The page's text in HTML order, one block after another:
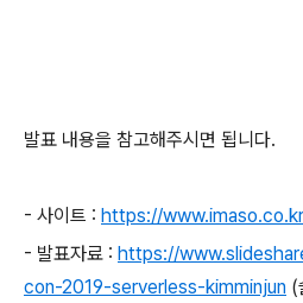
발표 내용을 참고해주시면 됩니다.
- 사이트 : https://
- 발표자료 : https://
con-2019-serverless-kimminjun (